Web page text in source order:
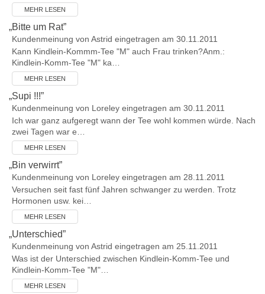
MEHR LESEN
„Bitte um Rat”
Kundenmeinung von Astrid eingetragen am 30.11.2011
Kann Kindlein-Kommm-Tee "M" auch Frau trinken?Anm.:
Kindlein-Komm-Tee "M" ka…
MEHR LESEN
„Supi !!!”
Kundenmeinung von Loreley eingetragen am 30.11.2011
Ich war ganz aufgeregt wann der Tee wohl kommen würde. Nach
zwei Tagen war e…
MEHR LESEN
„Bin verwirrt”
Kundenmeinung von Loreley eingetragen am 28.11.2011
Versuchen seit fast fünf Jahren schwanger zu werden. Trotz
Hormonen usw. kei…
MEHR LESEN
„Unterschied”
Kundenmeinung von Astrid eingetragen am 25.11.2011
Was ist der Unterschied zwischen Kindlein-Komm-Tee und
Kindlein-Komm-Tee "M"…
MEHR LESEN